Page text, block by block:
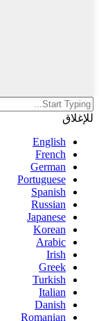
للإغلاق
English
French
German
Portuguese
Spanish
Russian
Japanese
Korean
Arabic
Irish
Greek
Turkish
Italian
Danish
Romanian